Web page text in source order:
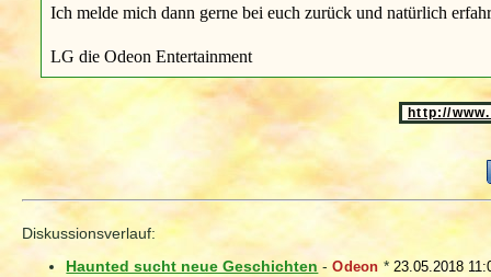
Ich melde mich dann gerne bei euch zurück und natürlich
LG die Odeon Entertainment
http://
Diskussionsverlauf:
Haunted sucht neue Geschichten -Odeon * 23.05.2018